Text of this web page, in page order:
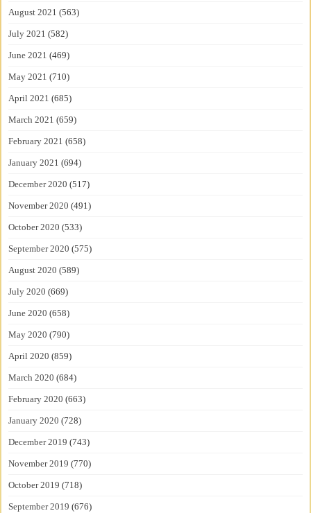
August 2021 (563)
July 2021 (582)
June 2021 (469)
May 2021 (710)
April 2021 (685)
March 2021 (659)
February 2021 (658)
January 2021 (694)
December 2020 (517)
November 2020 (491)
October 2020 (533)
September 2020 (575)
August 2020 (589)
July 2020 (669)
June 2020 (658)
May 2020 (790)
April 2020 (859)
March 2020 (684)
February 2020 (663)
January 2020 (728)
December 2019 (743)
November 2019 (770)
October 2019 (718)
September 2019 (676)